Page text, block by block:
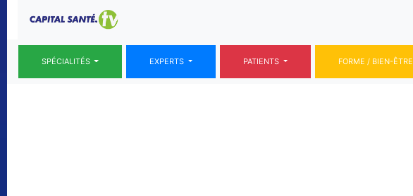
SPÉCIALITÉS EXPERTS PATIENTS FORME / BIEN-ÊTRE